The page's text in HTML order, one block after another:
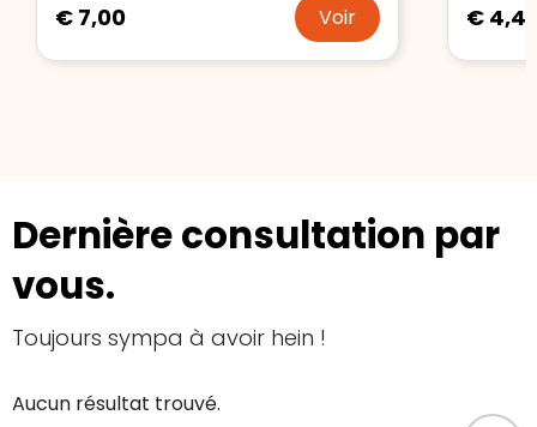
€ 7,00 Voir € 4,41
Dernière consultation par
vous.
Toujours sympa à avoir hein !
Aucun résultat trouvé.